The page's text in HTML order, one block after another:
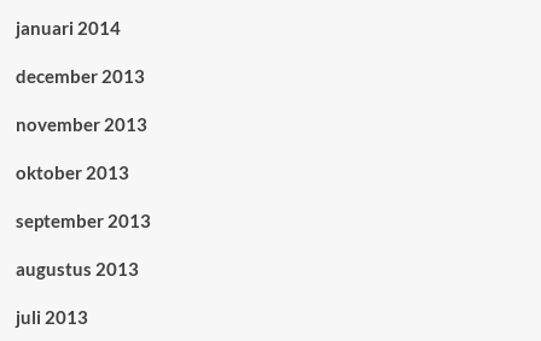
januari 2014
december 2013
november 2013
oktober 2013
september 2013
augustus 2013
juli 2013